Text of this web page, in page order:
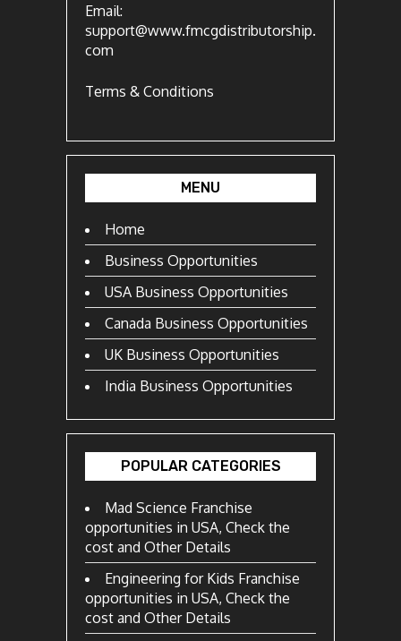
Email:
support@www.fmcgdistributorship.
com
Terms & Conditions
MENU
Home
Business Opportunities
USA Business Opportunities
Canada Business Opportunities
UK Business Opportunities
India Business Opportunities
POPULAR CATEGORIES
Mad Science Franchise
opportunities in USA, Check the
cost and Other Details
Engineering for Kids Franchise
opportunities in USA, Check the
cost and Other Details